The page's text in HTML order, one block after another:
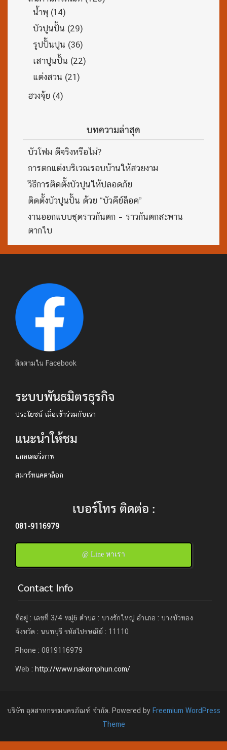
น้ำพุ (14)
บัวปูนปั้น (29)
รูปปั้นปูน (36)
เสาปูนปั้น (22)
แต่งสวน (21)
ฮวงจุ้ย (4)
บทความล่าสุด
บัวโฟม ดีจริงหรือไม่?
การตกแต่งบริเวณรอบบ้านให้สวยงาม
วิธีการติดตั้งบัวปูนให้ปลอดภัย
ติดตั้งบัวปูนปั้น ด้วย “บัวคีย์ล็อค”
งานออกแบบชุดราวกันตก – ราวกันตกสะพาน
ตากใบ
ติดตามใน Facebook
ระบบพันธมิตรธุรกิจ
ประโยชน์ เมื่อเข้าร่วมกับเรา
แนะนำให้ชม
แกลเลอรี่ภาพ
สมาร์ทแคตาล็อก
เบอร์โทร ติดต่อ :
081-9116979
@ Line หาเรา
Contact Info
ที่อยู่ : เลขที่ 3/4 หมู่6 ตำบล : บางรักใหญ่ อำเภอ : บางบัวทอง
จังหวัด : นนทบุรี รหัสไปรษณีย์ : 11110
Phone : 0819116979
Web : http://www.nakornphun.com/
บริษัท อุตสาหกรรมนครภัณฑ์ จำกัด. Powered by Freemium WordPress
Theme